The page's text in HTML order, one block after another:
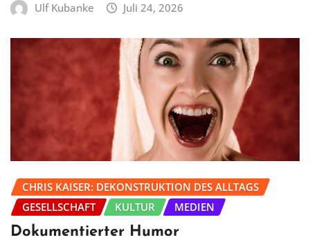
Ulf Kubanke Juli 24, 2026
CHRIS KAISER: DEKONSTRUKTION DES ALLTAGS
GESELLSCHAFT
KULTUR MEDIEN
Dokumentierter Humor